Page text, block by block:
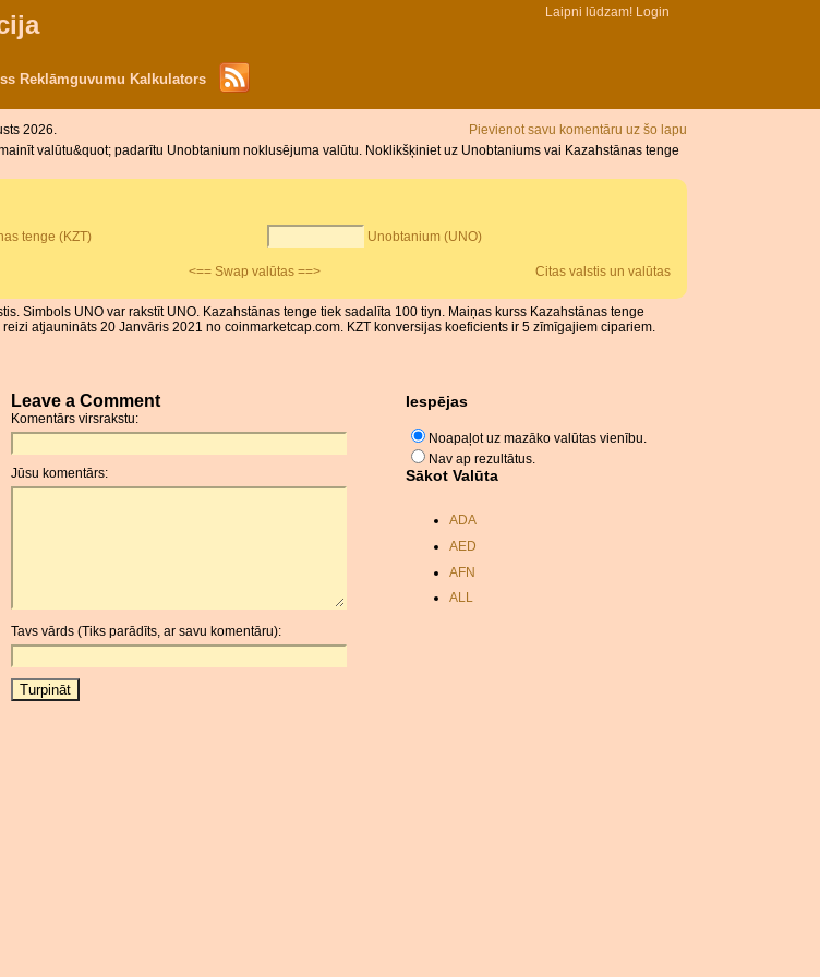
Laipni lūdzam! Login
Reklāmguvumu Kalkulators
Pievienot savu komentāru uz šo lapu
2026.
valūtu&quot; padarītu Unobtanium noklusējuma valūtu. Noklikšķiniet uz Unobtaniums vai Kazahstānas tenge
tenge (KZT) Unobtanium (UNO)
<== Swap valūtas ==> Citas valstis un valūtas
Simbols UNO var rakstīt UNO. Kazahstānas tenge tiek sadalīta 100 tiyn. Maiņas kurss Kazahstānas tenge
atjaunināts 20 Janvāris 2021 no coinmarketcap.com. KZT konversijas koeficients ir 5 zīmīgajiem cipariem.
Leave a Comment
Komentārs virsrakstu:
Jūsu komentārs:
Tavs vārds (Tiks parādīts, ar savu komentāru):
Iespējas
Noapaļot uz mazāko valūtas vienību.
Nav ap rezultātus.
Sākot Valūta
ADA
AED
AFN
ALL